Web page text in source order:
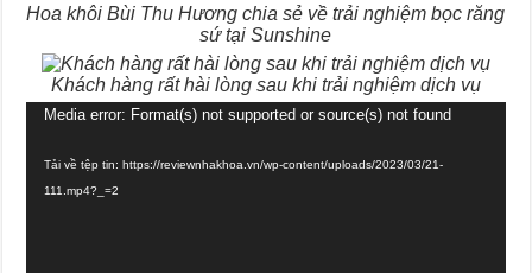
Hoa khôi Bùi Thu Hương chia sẻ về trải nghiệm bọc răng
sứ tại Sunshine
Khách hàng rất hài lòng sau khi trải nghiệm dịch vụ
Trình
Video
Media error: Format(s) not supported or source(s) not found
Tải về tệp tin: https://reviewnhakhoa.vn/wp-content/uploads/2023/03/21-
111.mp4?_=2